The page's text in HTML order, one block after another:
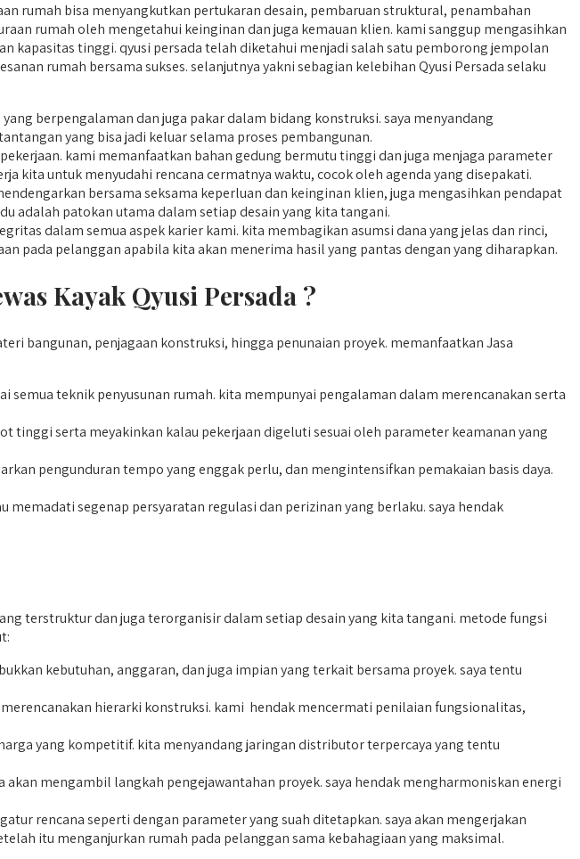
rumah bisa menyangkutkan pertukaran desain, pembaruan struktural, penambahan
rumah oleh mengetahui keinginan dan juga kemauan klien. kami sanggup mengasihkan
kapasitas tinggi. qyusi persada telah diketahui menjadi salah satu pemborong jempolan
rumah bersama sukses. selanjutnya yakni sebagian kelebihan Qyusi Persada selaku
berpengalaman dan juga pakar dalam bidang konstruksi. saya menyandang
yang bisa jadi keluar selama proses pembangunan.
kami memanfaatkan bahan gedung bermutu tinggi dan juga menjaga parameter
kita untuk menyudahi rencana cermatnya waktu, cocok oleh agenda yang disepakati.
bersama seksama keperluan dan keinginan klien, juga mengasihkan pendapat
adalah patokan utama dalam setiap desain yang kita tangani.
dalam semua aspek karier kami. kita membagikan asumsi dana yang jelas dan rinci,
pada pelanggan apabila kita akan menerima hasil yang pantas dengan yang diharapkan.
Kayak Qyusi Persada ?
bangunan, penjagaan konstruksi, hingga penunaian proyek. memanfaatkan Jasa
teknik penyusunan rumah. kita mempunyai pengalaman dalam merencanakan serta
tinggi serta meyakinkan kalau pekerjaan digeluti sesuai oleh parameter keamanan yang
pengunduran tempo yang enggak perlu, dan mengintensifkan pemakaian basis daya.
segenap persyaratan regulasi dan perizinan yang berlaku. saya hendak
terstruktur dan juga terorganisir dalam setiap desain yang kita tangani. metode fungsi
kebutuhan, anggaran, dan juga impian yang terkait bersama proyek. saya tentu
hierarki konstruksi. kami hendak mencermati penilaian fungsionalitas,
yang kompetitif. kita menyandang jaringan distributor terpercaya yang tentu
akan mengambil langkah pengejawantahan proyek. saya hendak mengharmoniskan energi
rencana seperti dengan parameter yang suah ditetapkan. saya akan mengerjakan
itu menganjurkan rumah pada pelanggan sama kebahagiaan yang maksimal.